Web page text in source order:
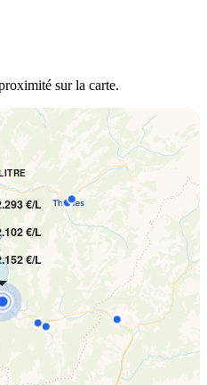
sur la carte.
€/L
€/L
€/L